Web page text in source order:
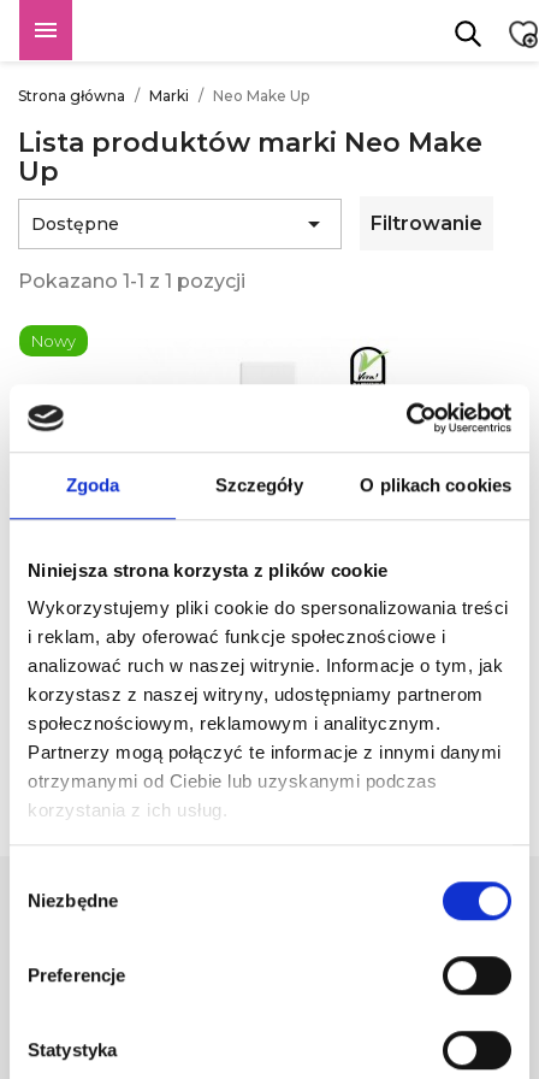
Zgoda Szczegóły O plikach cookies
Niniejsza strona korzysta z plików cookie
Wykorzystujemy pliki cookie do spersonalizowania treści
i reklam, aby oferować funkcje społecznościowe i
analizować ruch w naszej witrynie. Informacje o tym, jak
korzystasz z naszej witryny, udostępniamy partnerom
społecznościowym, reklamowym i analitycznym.
Partnerzy mogą połączyć te informacje z innymi danymi
otrzymanymi od Ciebie lub uzyskanymi podczas
korzystania z ich usług.
zgody
Niezbędne
Preferencje
Statystyka

Strona główna Marki Neo Make Up
Lista produktów marki Neo Make
Up
Dostępne  Filtrowanie
Pokazano 1-1 z 1 pozycji
NEO NAIL Długotrwała Pomadka Do Ust W Płynie: 02
ENDURING CHIC
44,90 zł
Nowy
Otrzymuj informację o nowościach i wyprzedażach